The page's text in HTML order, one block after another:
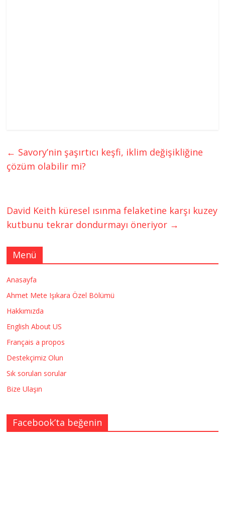
← Savory’nin şaşırtıcı keşfi, iklim değişikliğine
çözüm olabilir mi?
David Keith küresel ısınma felaketine karşı kuzey
kutbunu tekrar dondurmayı öneriyor →
Menü
Anasayfa
Ahmet Mete Işıkara Özel Bölümü
Hakkımızda
English About US
Français a propos
Destekçimiz Olun
Sık sorulan sorular
Bize Ulaşın
Facebook’ta beğenin